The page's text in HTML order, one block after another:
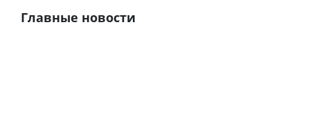
Главные новости